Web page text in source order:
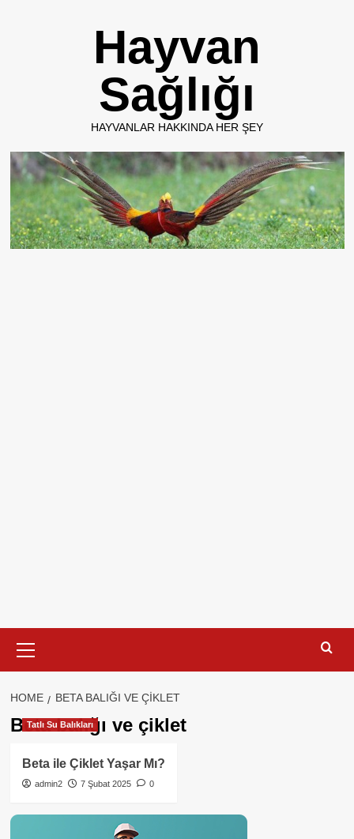
Hayvan
Sağlığı
HAYVANLAR HAKKINDA HER ŞEY
Menu
HOME BETA BALIĞI VE ÇIKLET
Beta balığı ve çiklet
Tatlı Su Balıkları
Beta ile Çiklet Yaşar Mı?
admin2 7 Şubat 2025 0